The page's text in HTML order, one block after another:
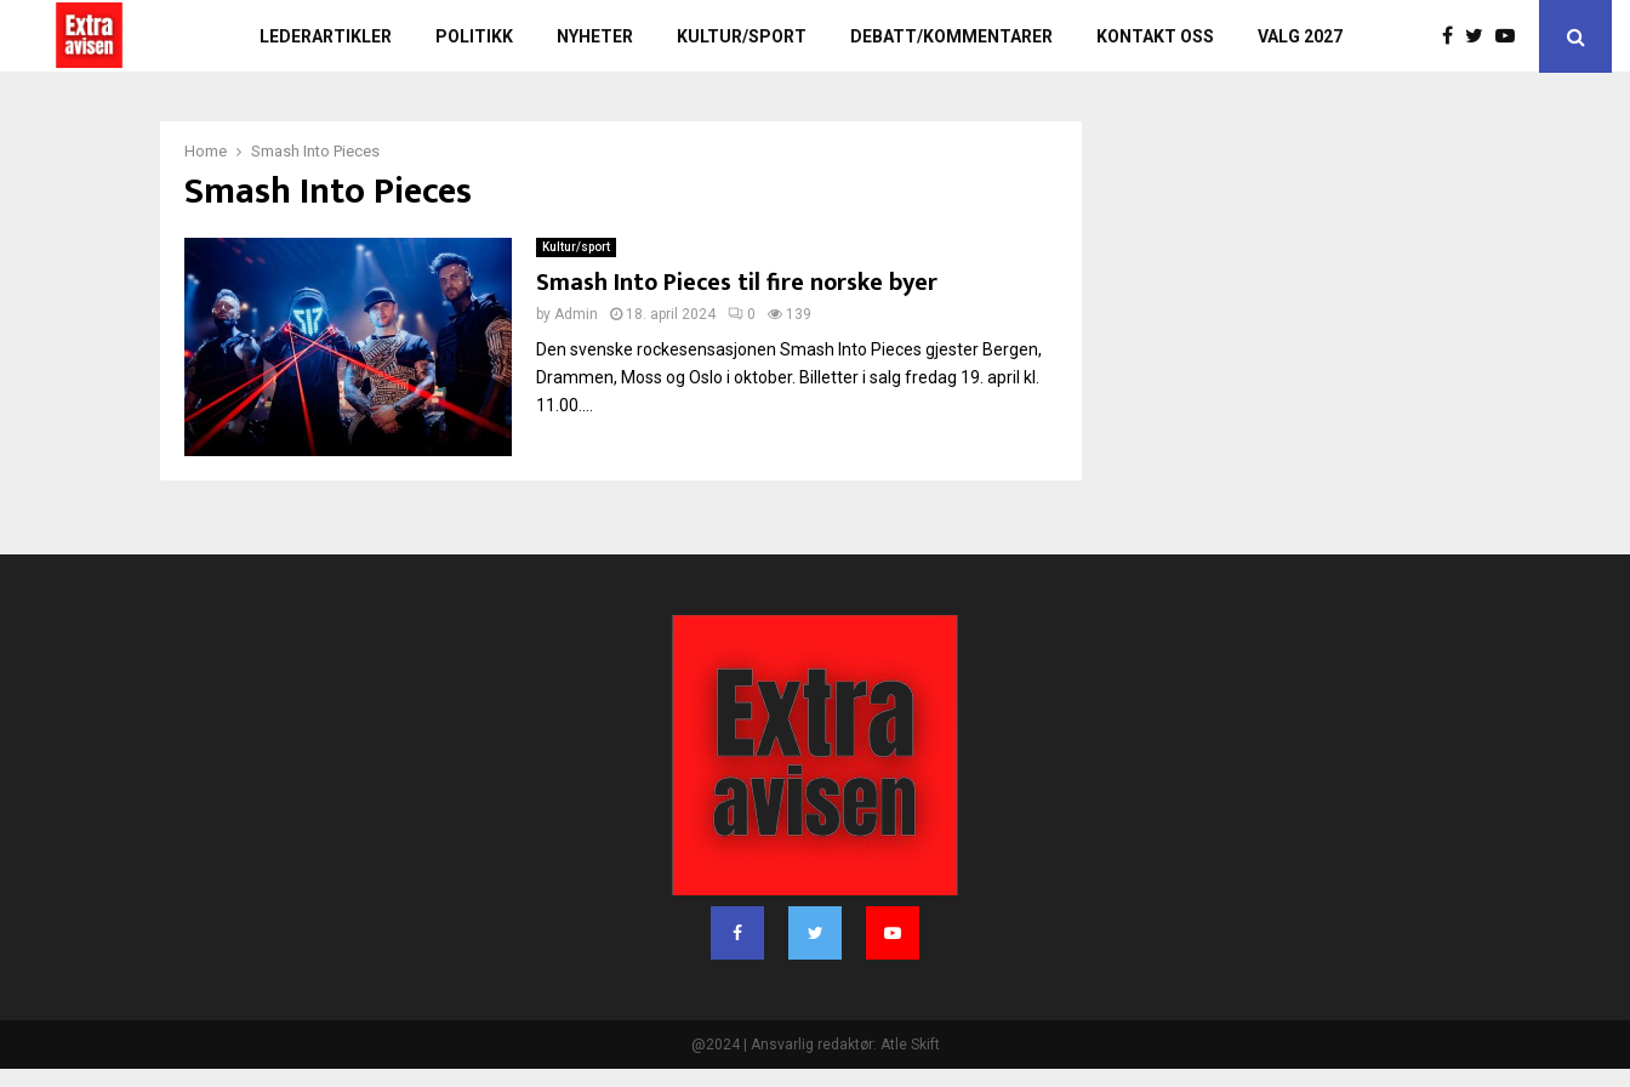
LEDERARTIKLER POLITIKK NYHETER KULTUR/SPORT DEBATT/KOMMENTARER KONTAKT OSS VALG 2027
Home Smash Into Pieces
Smash Into Pieces
Kultur/sport
Smash Into Pieces til fire norske byer
by Admin 18. april 2024 0 139
Den svenske rockesensasjonen Smash Into Pieces gjester Bergen,
Drammen, Moss og Oslo i oktober. Billetter i salg fredag 19. april kl.
11.00....
@2024 | Ansvarlig redaktør: Atle Skift